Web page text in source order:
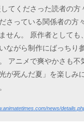
てくださった読者の方
さっている関係者の方
せん。 原作者としても
ながら制作にばっちり
アニメで爽やかさも不
が死んだ夏」を楽しみ
news/